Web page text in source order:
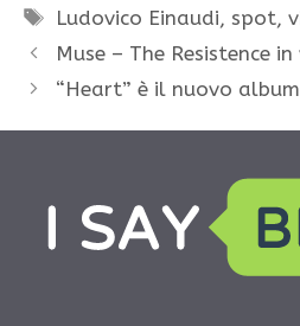
Tag
Ludovico Einaudi,spot,
Muse – The Resistence
“Heart” è il nuovo